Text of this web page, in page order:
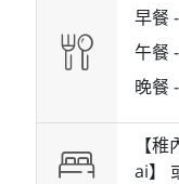
早餐 -
午餐 -
晚餐 -
【
ai】